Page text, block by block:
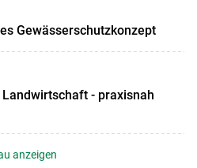
Gewässerschutzkonzept
- praxisnah
anzeigen